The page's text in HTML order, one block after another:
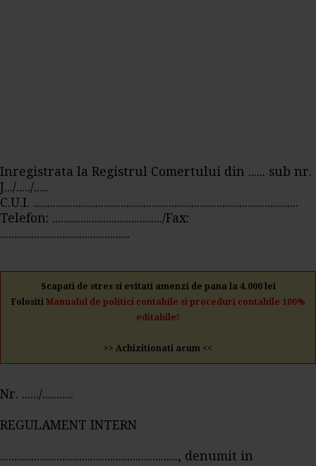
Inregistrata la Registrul Comertului din ...... sub nr.
J.../...../.....
C.U.I. ..............................................................................................
Telefon: ......................................./Fax:
..............................................
Scapati de stres si evitati amenzi de pana la 4.000 lei
Folositi Manualul de politici contabile si proceduri contabile 100%
editabile!
>> Achizitionati acum <<
Nr. ....../...........
REGULAMENT INTERN
..............................................................., denumit in